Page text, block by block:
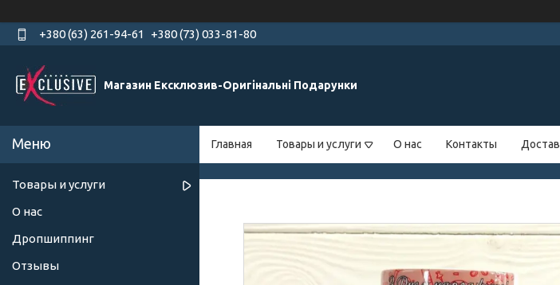
+380 (63) 261-94-61 +380 (73) 033-81-80
Магазин Ексклюзив-Оригінальні Подарунки
Главная Товары и услуги О нас Контакты
Товары и услуги
О нас
Дропшиппинг
Отзывы